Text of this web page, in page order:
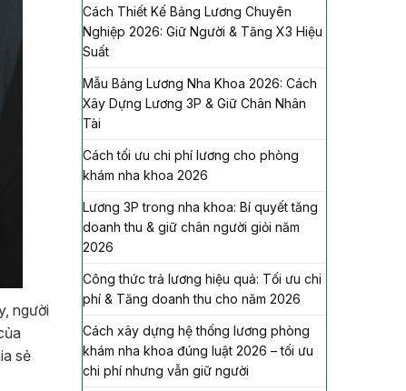
người
sẻ
Cách Thiết Kế Bảng Lương Chuyên
Nghiệp 2026: Giữ Người & Tăng X3 Hiệu
Suất
Mẫu Bảng Lương Nha Khoa 2026: Cách
Xây Dựng Lương 3P & Giữ Chân Nhân
Tài
Cách tối ưu chi phí lương cho phòng
khám nha khoa 2026
Lương 3P trong nha khoa: Bí quyết tăng
doanh thu & giữ chân người giỏi năm
2026
Công thức trả lương hiệu quả: Tối ưu chi
phí & Tăng doanh thu cho năm 2026
Cách xây dựng hệ thống lương phòng
khám nha khoa đúng luật 2026 – tối ưu
chi phí nhưng vẫn giữ người